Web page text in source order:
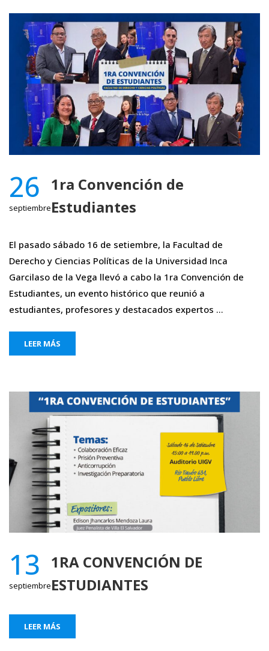
26
septiembre
1ra Convención de
Estudiantes
El pasado sábado 16 de setiembre, la Facultad de
Derecho y Ciencias Políticas de la Universidad Inca
Garcilaso de la Vega llevó a cabo la 1ra Convención de
Estudiantes, un evento histórico que reunió a
estudiantes, profesores y destacados expertos …
LEER MÁS
13
septiembre
1RA CONVENCIÓN DE
ESTUDIANTES
LEER MÁS